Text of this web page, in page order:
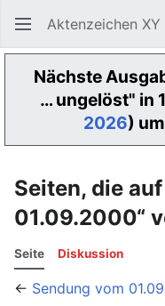
Aktenzeichen
Nächste
… ungelöst" in
2026)
Seiten, die
01.09.2000“
Seite Diskussion
← Sendung vom